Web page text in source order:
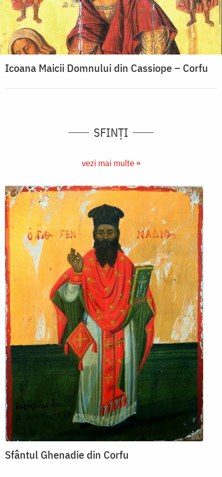
Icoana Maicii Domnului din Cassiope – Corfu
SFINȚI
vezi mai multe »
Sfântul Ghenadie din Corfu